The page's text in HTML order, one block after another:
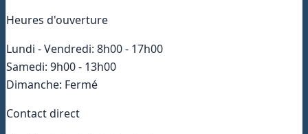
Heures d'ouverture
Lundi - Vendredi: 8h00 - 17h00
Samedi: 9h00 - 13h00
Dimanche: Fermé
Contact direct